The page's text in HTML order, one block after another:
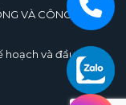
VÀ CÔNG
hoạch và đầu tư TP.